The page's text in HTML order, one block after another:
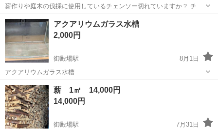
薪作りや庭木の伐採に使用しているチェンソー切れていますか？ チェ
ンソーの目立て作業承ります。
静岡 御殿場市 御殿場駅 その他 チェンソー
アクアリウムガラス水槽
2,000円
御殿場駅
8月1日
アクアリウムガラス水槽
静岡 御殿場市 その他
薪 1㎥ 14,000円
14,000円
御殿場駅
7月31日